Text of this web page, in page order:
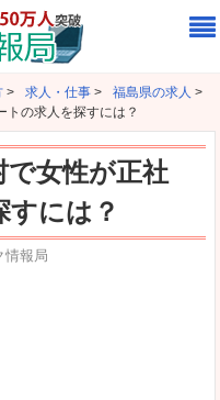
> 求人・仕事 > 福島県の求人 >
トの求人を探すには？
で女性が正社
すには？
情報局